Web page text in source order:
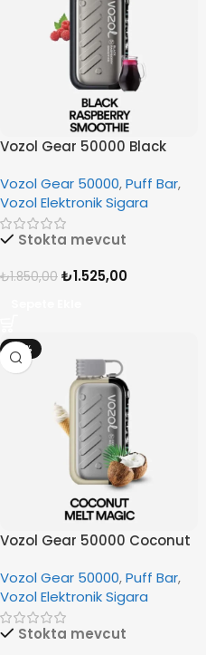
Vozol Gear 50000 Black
Vozol Gear 50000,Puff Bar,
Vozol Elektronik Sigara
Stokta mevcut
₺1.850,00 ₺1.525,00
-18%
Vozol Gear 50000 Coconut
Vozol Gear 50000,Puff Bar,
Vozol Elektronik Sigara
Stokta mevcut